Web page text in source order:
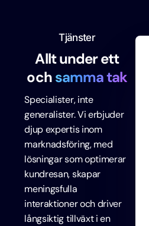
Tjänster
Allt under ett
ochsamma tak
Specialister, inte
generalister. Vi erbjuder
djup expertis inom
marknadsföring, med
lösningar som optimerar
kundresan, skapar
meningsfulla
interaktioner och driver
långsiktig tillväxt i en